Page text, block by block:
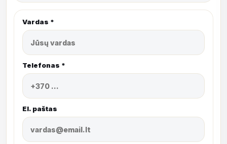
Vardas *
Telefonas *
El. paštas